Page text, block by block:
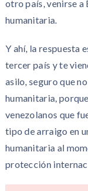
otro país, venirse a
humanitaria.
Y ahí, la respuesta
tercer país y te
asilo, seguro que
humanitaria,
venezolanos que
tipo de arraigo en
humanitaria al
protección